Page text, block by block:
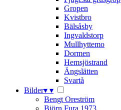
Gropen
Kvistbro
Bälsåsby
Ingvaldstorp
Mullhyttemo
Dormen
Hemsjöstrand
Ängslätten
Svartå
Bilder▾ ▾
Bengt Oreström
Björn Fura 1973